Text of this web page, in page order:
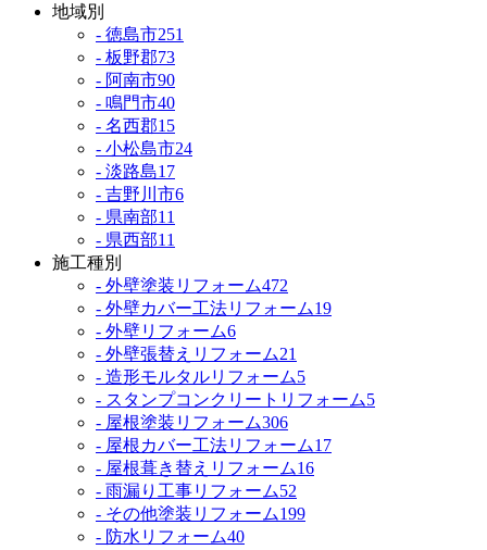
地域別
- 徳島市251
- 板野郡73
- 阿南市90
- 鳴門市40
- 名西郡15
- 小松島市24
- 淡路島17
- 吉野川市6
- 県南部11
- 県西部11
施工種別
- 外壁塗装リフォーム472
- 外壁カバー工法リフォーム19
- 外壁リフォーム6
- 外壁張替えリフォーム21
- 造形モルタルリフォーム5
- スタンプコンクリートリフォーム5
- 屋根塗装リフォーム306
- 屋根カバー工法リフォーム17
- 屋根葺き替えリフォーム16
- 雨漏り工事リフォーム52
- その他塗装リフォーム199
- 防水リフォーム40